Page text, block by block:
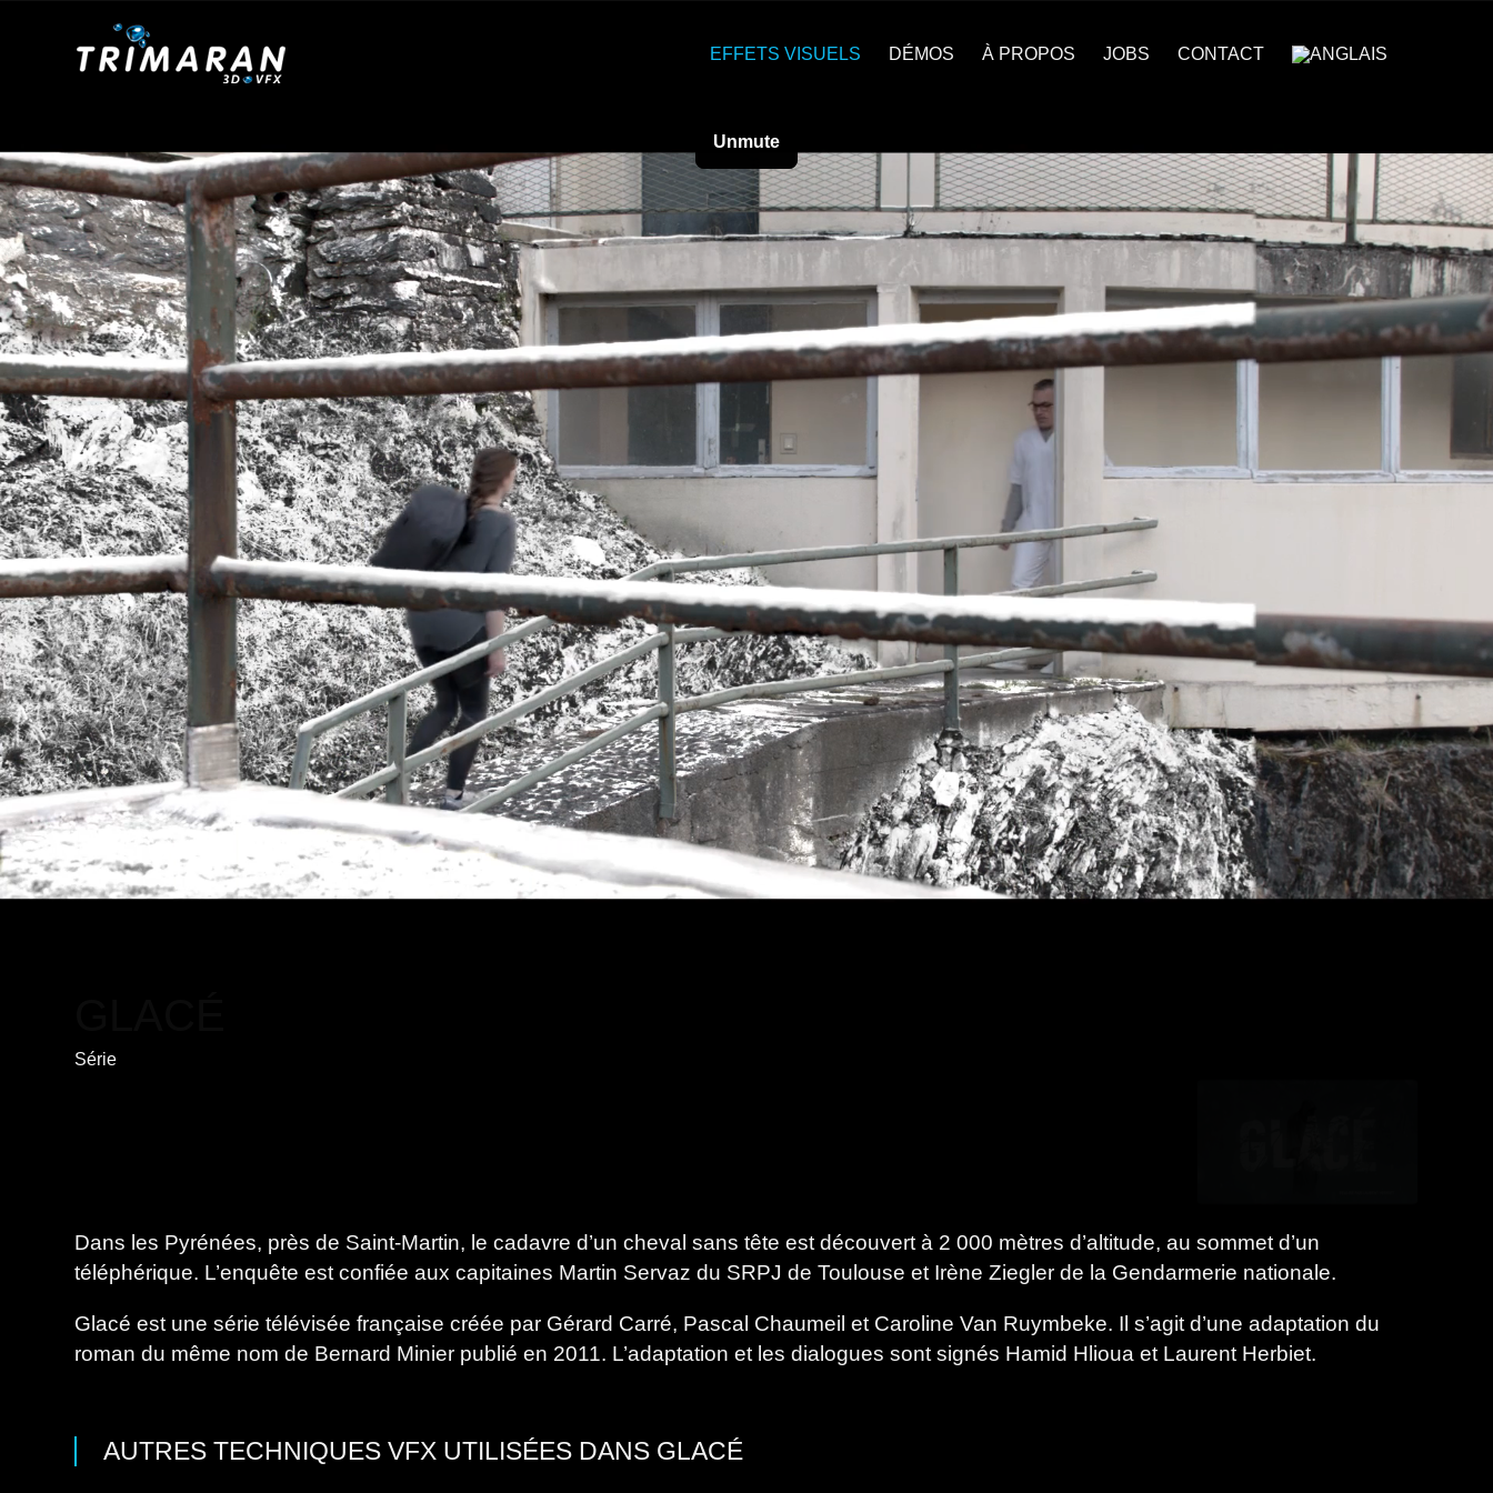
EFFETS VISUELS DÉMOS À PROPOS JOBS CONTACT
Série
Dans les Pyrénées, près de Saint-Martin, le cadavre d’un cheval sans tête est découvert à 2 000 mètres d’altitude, au sommet d’un
téléphérique. L’enquête est confiée aux capitaines Martin Servaz du SRPJ de Toulouse et Irène Ziegler de la Gendarmerie nationale.
Glacé est une série télévisée française créée par Gérard Carré, Pascal Chaumeil et Caroline Van Ruymbeke. Il s’agit d’une adaptation du
roman du même nom de Bernard Minier publié en 2011. L’adaptation et les dialogues sont signés Hamid Hlioua et Laurent Herbiet.
AUTRES TECHNIQUES VFX UTILISÉES DANS GLACÉ